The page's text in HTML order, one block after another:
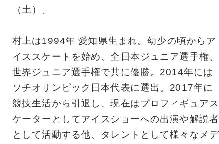
（土）。
村上は1994年 愛知県生まれ。幼少の頃からア
イススケートを始め、全日本ジュニア選手権、
世界ジュニア選手権で共に優勝。2014年には
ソチオリンピック日本代表に選出。2017年に
競技生活から引退し、現在はプロフィギュアス
ケーターとしてアイスショーへの出演や解説者
として活動する他、タレントとして様々なメデ